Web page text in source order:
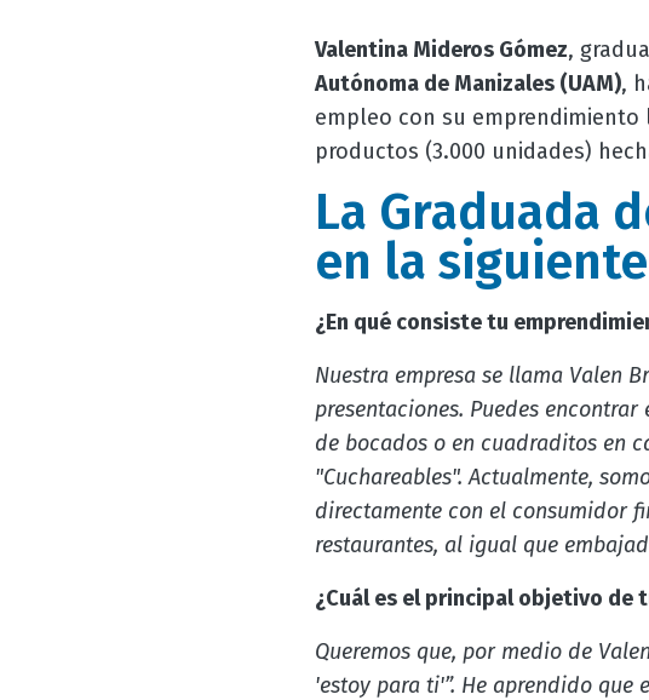
Valentina Mideros Gómez,
Autónoma de Manizales (UAM),
empleo con su emprendimiento
productos (3.000 unidades)
La Graduada
en la
¿En qué consiste tu
Nuestra empresa se llama Valen
presentaciones. Puedes
de bocados o en cuadraditos en
"Cuchareables". Actualmente,
directamente con el consumidor
restaurantes, al igual que
¿Cuál es el principal objetivo de
Queremos que, por medio de
'estoy para ti'”. He aprendido